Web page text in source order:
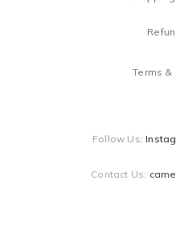
Terms &
Follow Us:
Contact Us: